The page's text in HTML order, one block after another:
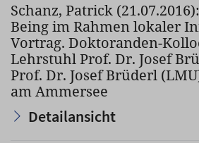
Schanz, Patrick
Being im Rahmen lokaler
Vortrag. Doktoranden-
Lehrstuhl Prof. Dr. Josef
Prof. Dr. Josef Brüderl
am Ammersee
Detailansicht